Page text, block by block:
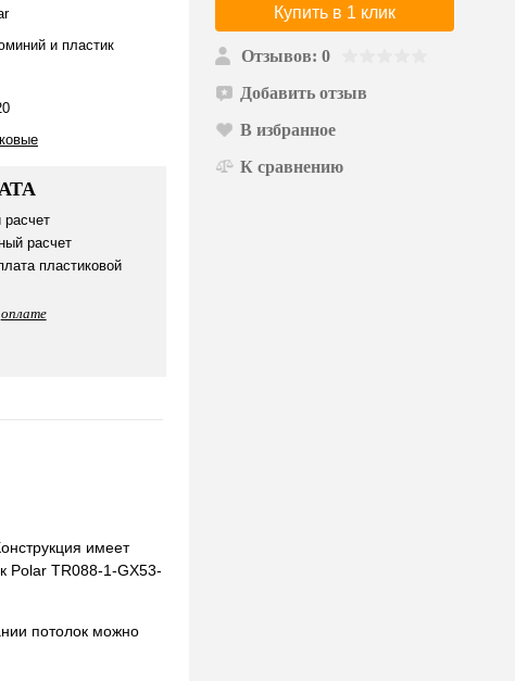
и пластик
расчет
пластиковой
оплате
имеет
Polar TR088-1-GX53-
потолок можно
Купить в 1 клик
Отзывов: 0
Добавить отзыв
В избранное
К сравнению